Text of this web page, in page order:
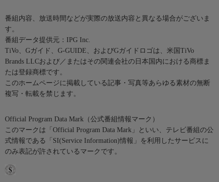
番組内容、放送時間などが実際の放送内容と異なる場合がございま
す。
番組データ提供元：IPG Inc.
TiVo、Gガイド、G-GUIDE、およびGガイドロゴは、米国TiVo
Brands LLCおよび／またはその関連会社の日本国内における商標ま
たは登録商標です。
このホームページに掲載している記事・写真等あらゆる素材の無断
複写・転載を禁じます。
Official Program Data Mark（公式番組情報マーク）
このマークは「Official Program Data Mark」といい、テレビ番組の公
式情報である「SI(Service Information)情報」を利用したサービスに
のみ表記が許されているマークです。